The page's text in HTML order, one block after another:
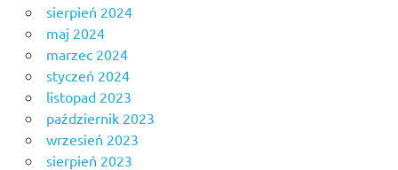
sierpień 2024
maj 2024
marzec 2024
styczeń 2024
listopad 2023
październik 2023
wrzesień 2023
sierpień 2023